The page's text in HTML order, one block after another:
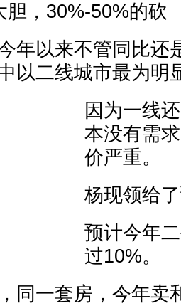
胆，30%-50%的砍
年以来不管同比还
以二线城市最为明
因为一线
本没有需
价严重。
杨现领给
预计今年
过10%。
同一套房，今年卖